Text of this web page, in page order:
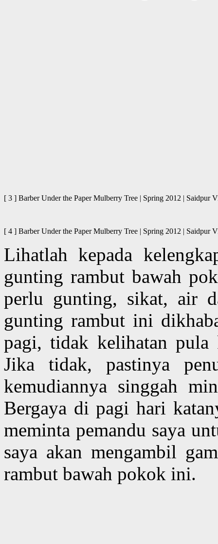
[ 3 ] Barber Under the Paper Mulberry Tree | Spring 2012 |
[ 4 ] Barber Under the Paper Mulberry Tree | Spring 2012 |
Lihatlah kepada
gunting rambut bawah
perlu gunting, sikat, air
gunting rambut ini
pagi, tidak kelihatan
Jika tidak, pastinya
kemudiannya singgah
Bergaya di pagi hari
meminta pemandu saya
saya akan mengambil
rambut bawah pokok ini.